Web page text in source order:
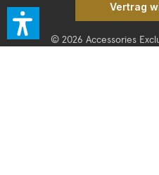
Vertrag
© 2026 Accessories